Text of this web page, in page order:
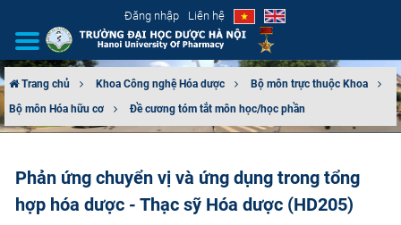
Đăng nhập Liên hệ
GIỚI THIỆU
TUYỂN SINH
Trang chủ Khoa Công nghệ Hóa dược
Bộ môn trực thuộc Khoa
Bộ môn Hóa hữu cơ
Đề cương tóm tắt môn học/học phần
Phản ứng chuyển vị và ứng dụng trong tổng
hợp hóa dược - Thạc sỹ Hóa dược (HD205)